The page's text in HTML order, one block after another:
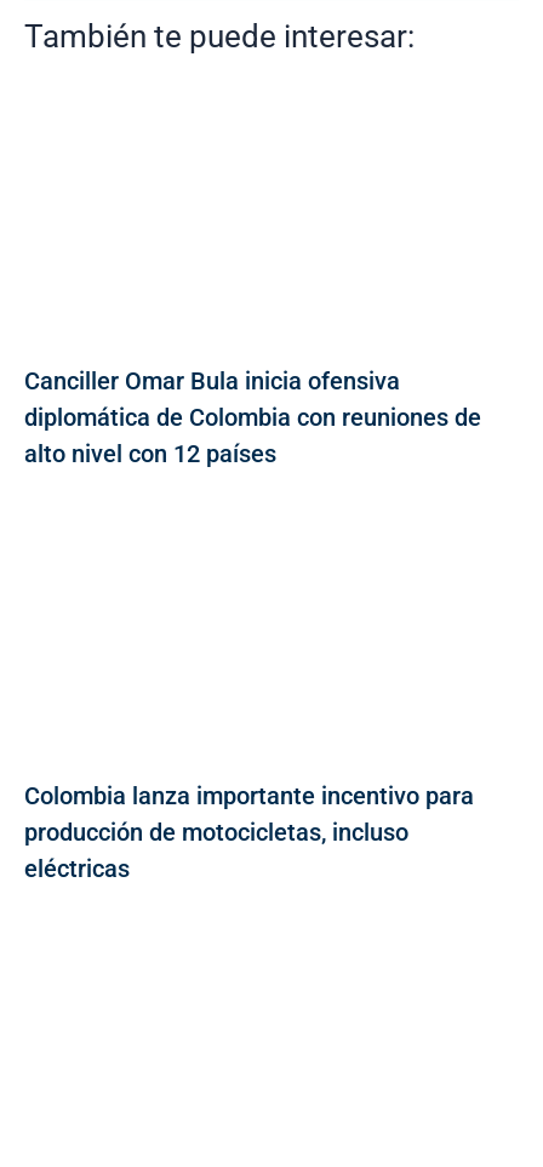
También te puede interesar:
Canciller Omar Bula inicia ofensiva
diplomática de Colombia con reuniones de
alto nivel con 12 países
Colombia lanza importante incentivo para
producción de motocicletas, incluso
eléctricas